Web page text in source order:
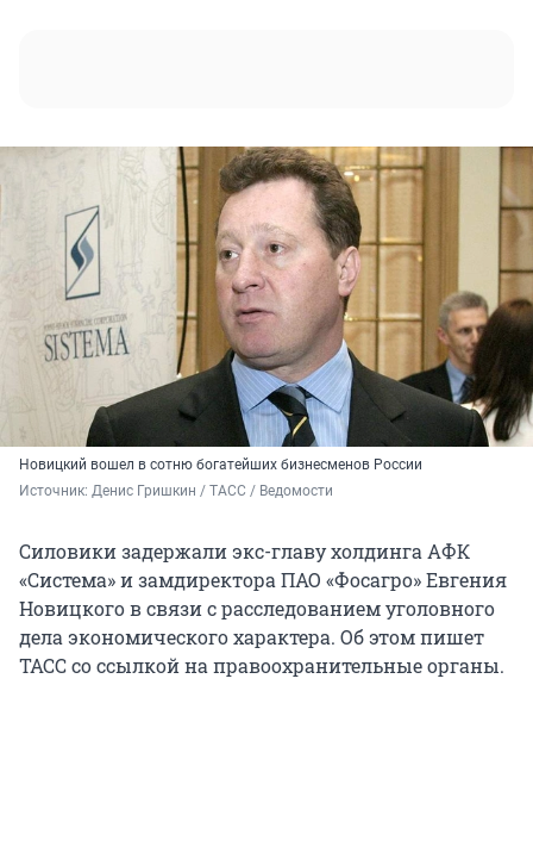
Новицкий вошел в сотню богатейших бизнесменов России
Источник: Денис Гришкин / ТАСС / Ведомости
Силовики задержали экс-главу холдинга АФК
«Система» и замдиректора ПАО «Фосагро» Евгения
Новицкого в связи с расследованием уголовного
дела экономического характера. Об этом пишет
ТАСС со ссылкой на правоохранительные органы.